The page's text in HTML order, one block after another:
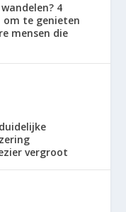
4
om te genieten
mensen die
vergroot